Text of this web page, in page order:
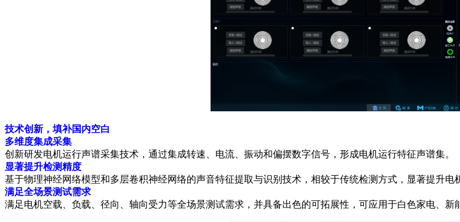
技术创新，填补国内空白
多维度集成采集
创新研发电机运行声谱采集技术，通过集成转速、电流、振动和偏摆数字信号，形成电机运行特征声谱集。
显著提升检测精度
基于物理神经网络模型和多层卷积神经网络的声音特征提取与识别技术，相较于传统检测方式，显著提升电
满足全场景测试需求
满足电机空载、负载、径向、轴向受力等全场景测试需求，并具备出色的可拓展性，可应用于白色家电、新